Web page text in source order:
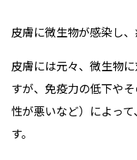
皮膚に微生物が感染し
皮膚には元々、微生物
すが、免疫力の低下や
性が悪いなど）によっ
す。